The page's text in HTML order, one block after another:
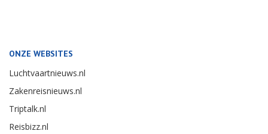
ONZE WEBSITES
Luchtvaartnieuws.nl
Zakenreisnieuws.nl
Triptalk.nl
Reisbizz.nl